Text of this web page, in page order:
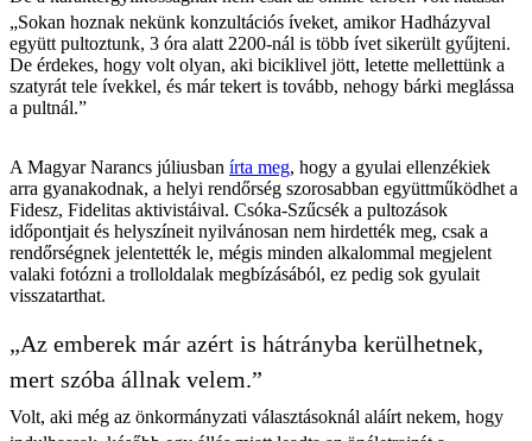
„Sokan hoznak nekünk konzultációs íveket, amikor Hadházyval
együtt pultoztunk, 3 óra alatt 2200-nál is több ívet sikerült gyűjteni.
De érdekes, hogy volt olyan, aki biciklivel jött, letette mellettünk a
szatyrát tele ívekkel, és már tekert is tovább, nehogy bárki meglássa
a pultnál.”
A Magyar Narancs júliusban írta meg, hogy a gyulai ellenzékiek
arra gyanakodnak, a helyi rendőrség szorosabban együttműködhet a
Fidesz, Fidelitas aktivistáival. Csóka-Szűcsék a pultozások
időpontjait és helyszíneit nyilvánosan nem hirdették meg, csak a
rendőrségnek jelentették le, mégis minden alkalommal megjelent
valaki fotózni a trolloldalak megbízásából, ez pedig sok gyulait
visszatarthat.
„Az emberek már azért is hátrányba kerülhetnek,
mert szóba állnak velem.”
Volt, aki még az önkormányzati választásoknál aláírt nekem, hogy